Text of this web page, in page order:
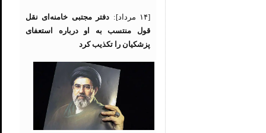
[۱۴ مرداد]:
دفتر مجتبی خامنه‌ای نقل
قول منتسب به او درباره استعفای
پزشکیان را تکذیب کرد